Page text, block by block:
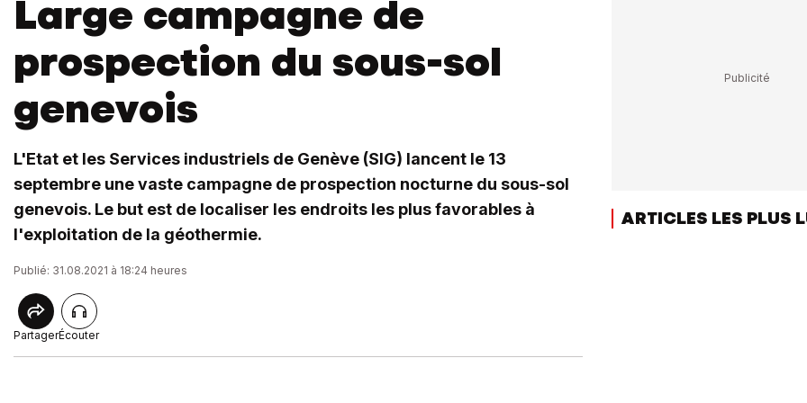
Large campagne de
prospection du sous-sol
genevois
L'Etat et les Services industriels de Genève (SIG) lancent le 13
septembre une vaste campagne de prospection nocturne du sous-sol
genevois. Le but est de localiser les endroits les plus favorables à
l'exploitation de la géothermie.
Publié: 31.08.2021 à 18:24 heures
PartagerÉcouter
ARTICLES LES PLUS